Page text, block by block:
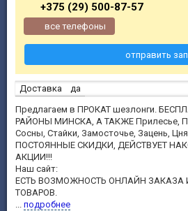
Доставка
да
Предлагаем в ПРОКАТ шезлонги.
РАЙОНЫ МИНСКА, А ТАКЖЕ Прилесье,
Сосны, Стайки, Замосточье, Зацень,
ПОСТОЯННЫЕ СКИДКИ, ДЕЙСТВУЕТ
АКЦИИ!!!
Наш сайт:
ЕСТЬ ВОЗМОЖНОСТЬ ОНЛАЙН ЗАКАЗА
ТОВАРОВ.
... подробнее
+375 (29) 500-87-57
все телефоны
отправить